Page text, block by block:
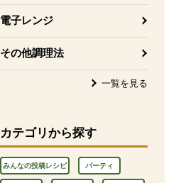
電子レンジ
その他調理法
一覧を見る
カテゴリから探す
みんなの投稿レシピ パーティ